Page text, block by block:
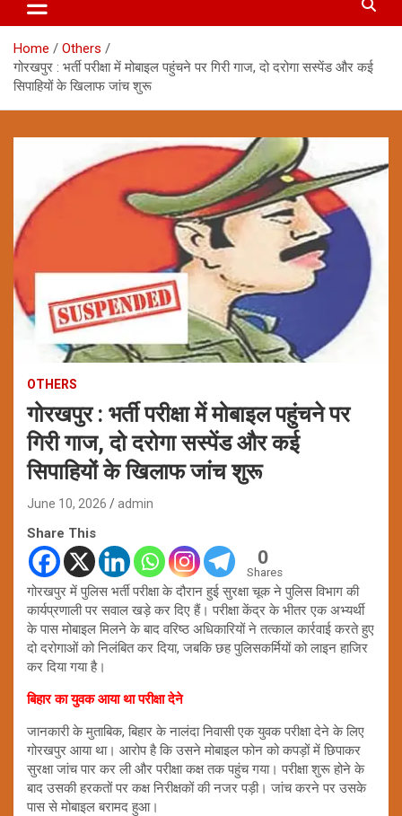
Home
Others
गोरखपुर : भर्ती परीक्षा में मोबाइल पहुंचने पर गिरी गाज, दो दरोगा सस्पेंड और कई
सिपाहियों के खिलाफ जांच शुरू
OTHERS
गोरखपुर : भर्ती परीक्षा में मोबाइल पहुंचने पर
गिरी गाज, दो दरोगा सस्पेंड और कई
सिपाहियों के खिलाफ जांच शुरू
June 10, 2026 admin
Share This
0
Shares
गोरखपुर में पुलिस भर्ती परीक्षा के दौरान हुई सुरक्षा चूक ने पुलिस विभाग की
कार्यप्रणाली पर सवाल खड़े कर दिए हैं। परीक्षा केंद्र के भीतर एक अभ्यर्थी
के पास मोबाइल मिलने के बाद वरिष्ठ अधिकारियों ने तत्काल कार्रवाई करते हुए
दो दरोगाओं को निलंबित कर दिया, जबकि छह पुलिसकर्मियों को लाइन हाजिर
कर दिया गया है।
बिहार का युवक आया था परीक्षा देने
जानकारी के मुताबिक, बिहार के नालंदा निवासी एक युवक परीक्षा देने के लिए
गोरखपुर आया था। आरोप है कि उसने मोबाइल फोन को कपड़ों में छिपाकर
सुरक्षा जांच पार कर ली और परीक्षा कक्ष तक पहुंच गया। परीक्षा शुरू होने के
बाद उसकी हरकतों पर कक्ष निरीक्षकों की नजर पड़ी। जांच करने पर उसके
पास से मोबाइल बरामद हुआ।